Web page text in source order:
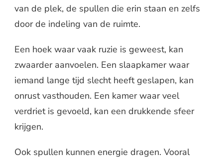
van de plek, de spullen die erin staan en zelfs
door de indeling van de ruimte.
Een hoek waar vaak ruzie is geweest, kan
zwaarder aanvoelen. Een slaapkamer waar
iemand lange tijd slecht heeft geslapen, kan
onrust vasthouden. Een kamer waar veel
verdriet is gevoeld, kan een drukkende sfeer
krijgen.
Ook spullen kunnen energie dragen. Vooral